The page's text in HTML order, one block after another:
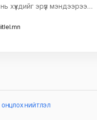
хүүхдийг эрүүл мэндээрээ…
ОНЦЛОХ НИЙТЛЭЛ